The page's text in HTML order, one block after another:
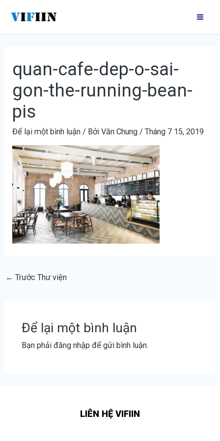
nội
quan-cafe-dep-o-sai-
gon-the-running-bean-
pis
Để lại một bình luận / BởiVăn Chung /Tháng 7 15, 2019
hướng
bài
← Trước Thư viện
Để lại một bình luận
Bạn phải đăng nhậpđể gửi bình luận.
LIÊN HỆ VIFIIN